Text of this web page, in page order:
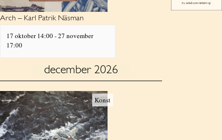
Arch – Karl Patrik Näsman
17 oktober 14:00-27 november
17:00
december 2026
Konst